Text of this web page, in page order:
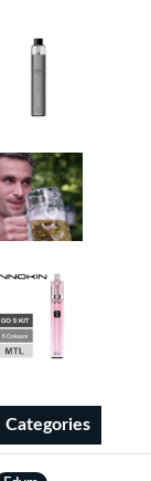
Categories